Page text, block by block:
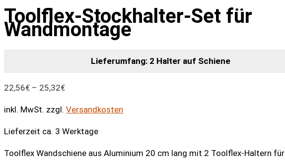
Toolflex-Stockhalter-Set für
Wandmontage
Lieferumfang: 2 Halter auf Schiene
22,56€ – 25,32€
inkl. MwSt. zzgl. Versandkosten
Lieferzeit ca. 3 Werktage
Toolflex Wandschiene aus Aluminium 20 cm lang mit 2 Toolflex-Haltern für